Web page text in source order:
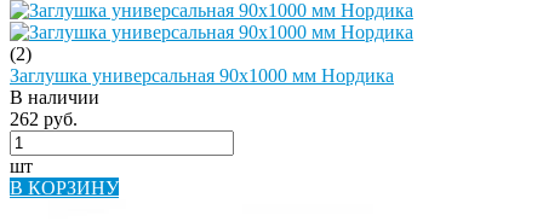
(2)
Заглушка универсальная 90х1000 мм Нордика
В наличии
262 руб.
шт
В КОРЗИНУ